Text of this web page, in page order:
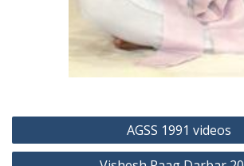
Post
navigation
AGSS 1991 videos